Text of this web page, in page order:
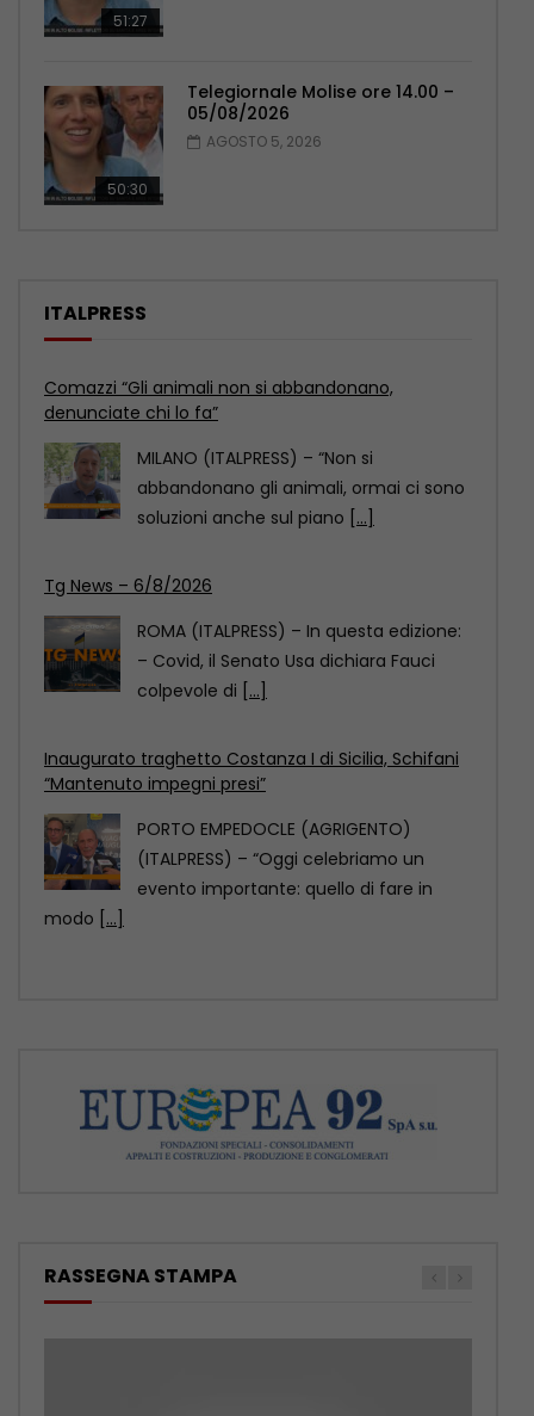
51:27
50:30
Telegiornale Molise ore 14.00 –
05/08/2026
AGOSTO 5, 2026
ITALPRESS
Tg News – 6/8/2026
– Covid, il Senato Usa dichiara Fauci
colpevole di[...]
“Mantenuto impegni presi”
PORTO EMPEDOCLE (AGRIGENTO)
(ITALPRESS) – “Oggi celebriamo un
evento importante: quello di fare in
Comazzi “Gli animali non si abbandonano,
denunciate chi lo fa”
MILANO (ITALPRESS) – “Non si
abbandonano gli animali, ormai ci sono
RASSEGNA STAMPA